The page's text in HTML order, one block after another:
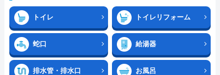
トイレ トイレリフォーム
蛇口 給湯器
排水管・排水口 お風呂